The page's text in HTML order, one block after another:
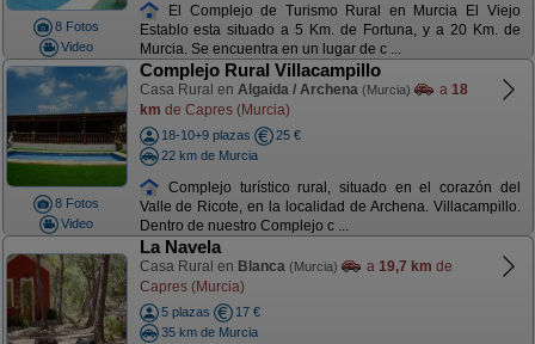
8 Fotos
Video
El Complejo de Turismo Rural en Murcia El Viejo
Establo esta situado a 5 Km. de Fortuna, y a 20 Km. de
Murcia. Se encuentra en un lugar de c ...
8 Fotos
Video
Complejo Rural Villacampillo
Casa Rural en Algaida / Archena (Murcia) a 18
km de Capres (Murcia)
18-10+9 plazas
25 €
22 km de Murcia
Complejo turístico rural, situado en el corazón del
Valle de Ricote, en la localidad de Archena. Villacampillo.
Dentro de nuestro Complejo c ...
La Navela
Casa Rural en Blanca (Murcia) a 19,7 km de
Capres (Murcia)
5 plazas
17 €
35 km de Murcia